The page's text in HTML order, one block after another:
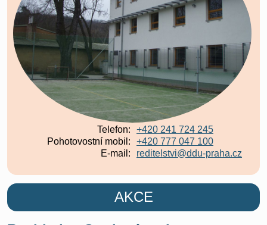
Telefon:
Pohotovostní mobil:
E-mail:
+420 241 724 245
+420 777 047 100
reditelstvi@ddu-praha.cz
AKCE